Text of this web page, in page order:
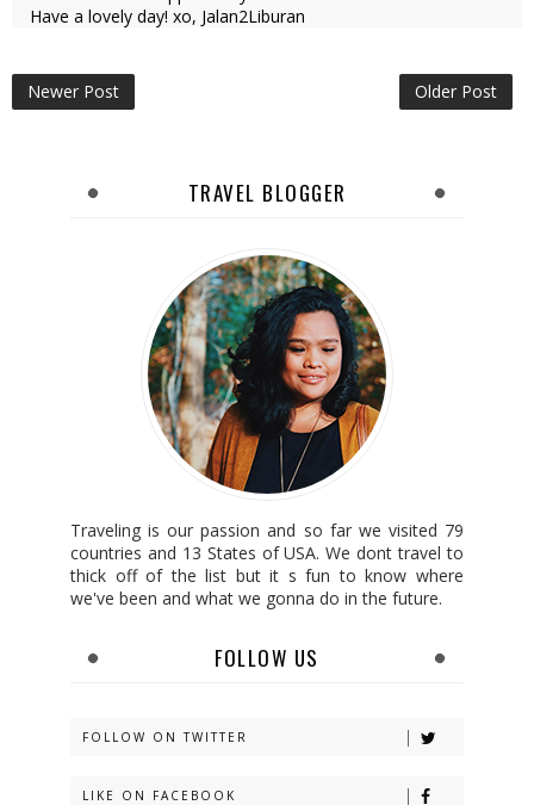
Have a lovely day! xo, Jalan2Liburan
Newer Post Older Post
TRAVEL BLOGGER
Traveling is our passion and so far we visited 79
countries and 13 States of USA. We dont travel to
thick off of the list but it s fun to know where
we've been and what we gonna do in the future.
FOLLOW US
FOLLOW ON TWITTER
LIKE ON FACEBOOK